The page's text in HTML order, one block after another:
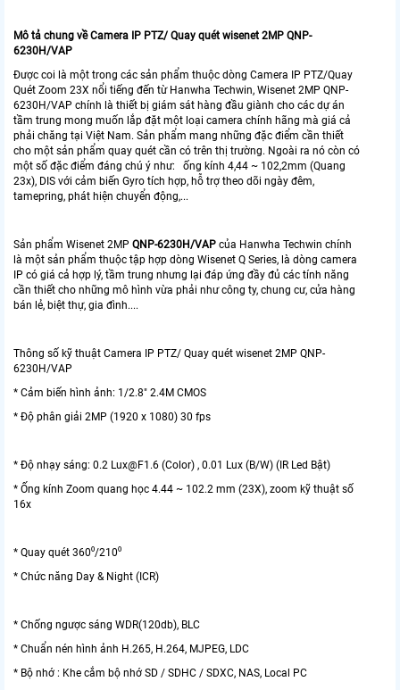
Mô tả chung về Camera IP PTZ/ Quay quét wisenet 2MP QNP-
6230H/VAP
Được coi là một trong các sản phẩm thuộc dòng Camera IP PTZ/Quay
Quét Zoom 23X nổi tiếng đến từ Hanwha Techwin, Wisenet 2MP QNP-
6230H/VAP chính là thiết bị giám sát hàng đầu giành cho các dự án
tầm trung mong muốn lắp đặt một loại camera chính hãng mà giá cả
phải chăng tại Việt Nam. Sản phẩm mang những đặc điểm cần thiết
cho một sản phẩm quay quét cần có trên thị trường. Ngoài ra nó còn có
một số đặc điểm đáng chú ý như: ống kính 4,44 ~ 102,2mm (Quang
23x), DIS với cảm biến Gyro tích hợp, hỗ trợ theo dõi ngày đêm,
tamepring, phát hiện chuyển động,...
Sản phẩm Wisenet 2MP QNP-6230H/VAP của Hanwha Techwin chính
là một sản phẩm thuộc tập hợp dòng Wisenet Q Series, là dòng camera
IP có giá cả hợp lý, tầm trung nhưng lại đáp ứng đầy đủ các tính năng
cần thiết cho những mô hình vừa phải như công ty, chung cư, cửa hàng
bán lẻ, biệt thự, gia đình....
Thông số kỹ thuật Camera IP PTZ/ Quay quét wisenet 2MP QNP-
6230H/VAP
* Cảm biến hình ảnh: 1/2.8" 2.4M CMOS
* Độ phân giải 2MP (1920 x 1080) 30 fps
* Độ nhạy sáng: 0.2 Lux@F1.6 (Color) , 0.01 Lux (B/W) (IR Led Bật)
* Ống kính Zoom quang học 4.44 ~ 102.2 mm (23X), zoom kỹ thuật số
16x
* Quay quét 360⁰/210⁰
* Chức năng Day & Night (ICR)
* Chống ngược sáng WDR(120db), BLC
* Chuẩn nén hình ảnh H.265, H.264, MJPEG, LDC
* Bộ nhớ : Khe cắm bộ nhớ SD / SDHC / SDXC, NAS, Local PC